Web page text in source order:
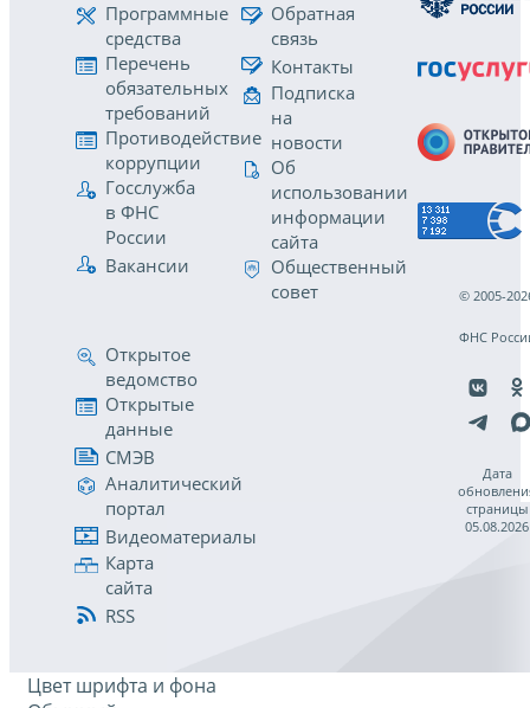
Программные
средства
Перечень
обязательных
требований
Противодействие
коррупции
Госслужба
в ФНС
России
Вакансии
Обратная
связь
Контакты
Подписка
на
новости
Об
использовании
информации
сайта
Общественный
совет
Открытое
ведомство
Открытые
данные
СМЭВ
Аналитический
портал
Видеоматериалы
Карта
сайта
RSS
© 2005-
ФНС
Дата
страницы
05.08.2026
Цвет шрифта и фона